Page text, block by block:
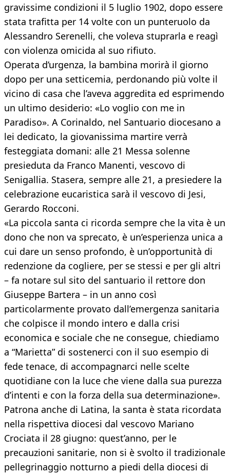
gravissime condizioni il 5 luglio 1902, dopo essere
stata trafitta per 14 volte con un punteruolo da
Alessandro Serenelli, che voleva stuprarla e reagì
con violenza omicida al suo rifiuto.
Operata d’urgenza, la bambina morirà il giorno
dopo per una setticemia, perdonando più volte il
vicino di casa che l’aveva aggredita ed esprimendo
un ultimo desiderio: «Lo voglio con me in
Paradiso». A Corinaldo, nel Santuario diocesano a
lei dedicato, la giovanissima martire verrà
festeggiata domani: alle 21 Messa solenne
presieduta da Franco Manenti, vescovo di
Senigallia. Stasera, sempre alle 21, a presiedere la
celebrazione eucaristica sarà il vescovo di Jesi,
Gerardo Rocconi.
«La piccola santa ci ricorda sempre che la vita è un
dono che non va sprecato, è un’esperienza unica a
cui dare un senso profondo, è un’opportunità di
redenzione da cogliere, per se stessi e per gli altri
– fa notare sul sito del santuario il rettore don
Giuseppe Bartera – in un anno così
particolarmente provato dall’emergenza sanitaria
che colpisce il mondo intero e dalla crisi
economica e sociale che ne consegue, chiediamo
a “Marietta” di sostenerci con il suo esempio di
fede tenace, di accompagnarci nelle scelte
quotidiane con la luce che viene dalla sua purezza
d’intenti e con la forza della sua determinazione».
Patrona anche di Latina, la santa è stata ricordata
nella rispettiva diocesi dal vescovo Mariano
Crociata il 28 giugno: quest’anno, per le
precauzioni sanitarie, non si è svolto il tradizionale
pellegrinaggio notturno a piedi della diocesi di